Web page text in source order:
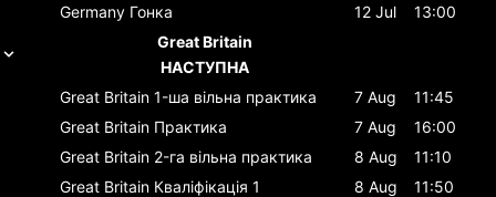
Germany Гонка 12 Jul
13:00
Great Britain
НАСТУПНА
Great Britain 1-ша вільна практика 7 Aug
11:45
Great Britain Практика 7 Aug
16:00
Great Britain 2-га вільна практика 8 Aug
11:10
Great Britain Кваліфікація 1 8 Aug
11:50